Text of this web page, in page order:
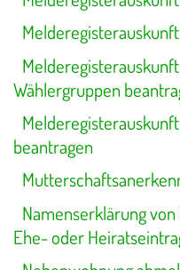
Wählergruppen
beantragen
Namenserklärung
Ehe- oder